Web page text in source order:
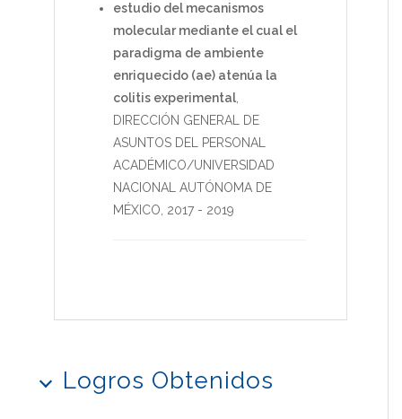
estudio del mecanismos
molecular mediante el cual el
paradigma de ambiente
enriquecido (ae) atenúa la
colitis experimental
DIRECCIÓN GENERAL DE
ASUNTOS DEL PERSONAL
ACADÉMICO/UNIVERSIDAD
NACIONAL AUTÓNOMA DE
MÉXICO 2017 - 2019
Logros Obtenidos